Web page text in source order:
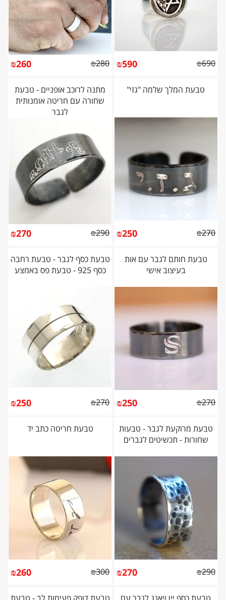
₪690
₪590
₪280
₪260
טבעת המלך שלמה "גזי"
₪270
₪250
מתנה לרוכב אופניים - טבעת
שחורה עם חריטה אומנותית
לגבר
₪290
₪270
טבעת חותם לגבר עם אות
בעיצוב אישי
₪270
₪250
טבעת כסף לגבר - טבעת רחבה
כסף 925 - טבעת פס באמצע
₪270
₪250
טבעת מרוקעת לגבר - טבעות
שחורות - תכשיטים לגברים
₪290
₪270
טבעת חריטה כתב יד
₪300
₪260